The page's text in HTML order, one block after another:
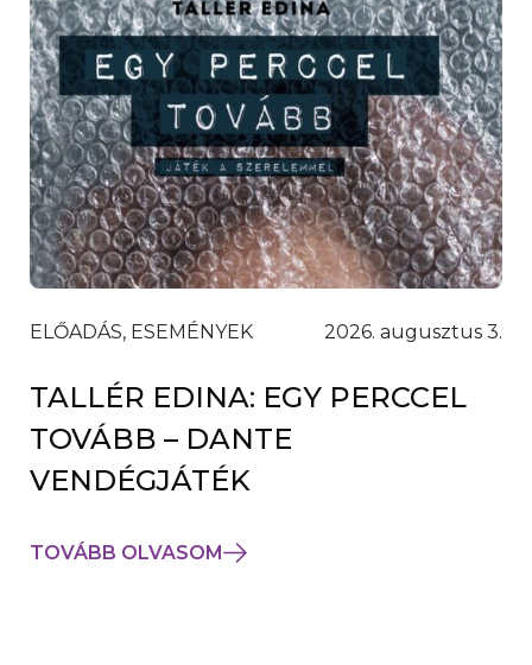
ELŐADÁS, ESEMÉNYEK 2026. augusztus 3.
TALLÉR EDINA: EGY PERCCEL
TOVÁBB – DANTE
VENDÉGJÁTÉK
TOVÁBB OLVASOM